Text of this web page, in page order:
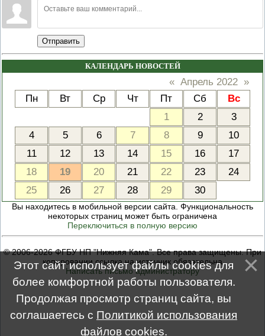
Отправить
КАЛЕНДАРЬ НОВОСТЕЙ
« Апрель 2022 »
Пн
Вт Ср Чт Пт Сб
Вс
1
2
3
4
5 6 7 8 9
10
11
12 13 14 15 16
17
18
19 20 21 22 23
24
25
26 27 28 29 30
Вы находитесь в мобильной версии сайта. Функциональность
некоторых страниц может быть ограничена
Переключиться в полную версию
© 2006-2026 ФГБУ НП "Нижняя Кама". Все права защищены. При
копировании ссылка на источник обязательна
Написать письмо администратору
Этот сайт использует файлы cookies для
более комфортной работы пользователя.
Продолжая просмотр страниц сайта, вы
соглашаетесь с Политикой использования
файлов cookies.